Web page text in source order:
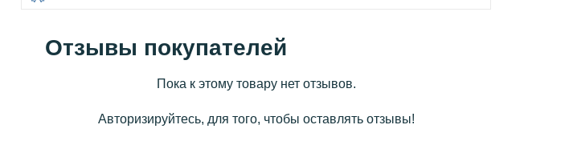
Отзывы покупателей
Пока к этому товару нет отзывов.
Авторизируйтесь, для того, чтобы оставлять отзывы!